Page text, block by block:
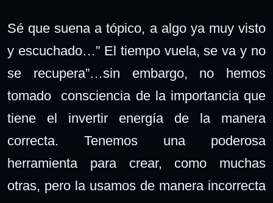
Sé que suena a tópico, a algo ya muy visto
y escuchado…” El tiempo vuela, se va y no
se recupera”…sin embargo, no hemos
tomado consciencia de la importancia que
tiene el invertir energía de la manera
correcta. Tenemos una poderosa
herramienta para crear, como muchas
otras, pero la usamos de manera incorrecta